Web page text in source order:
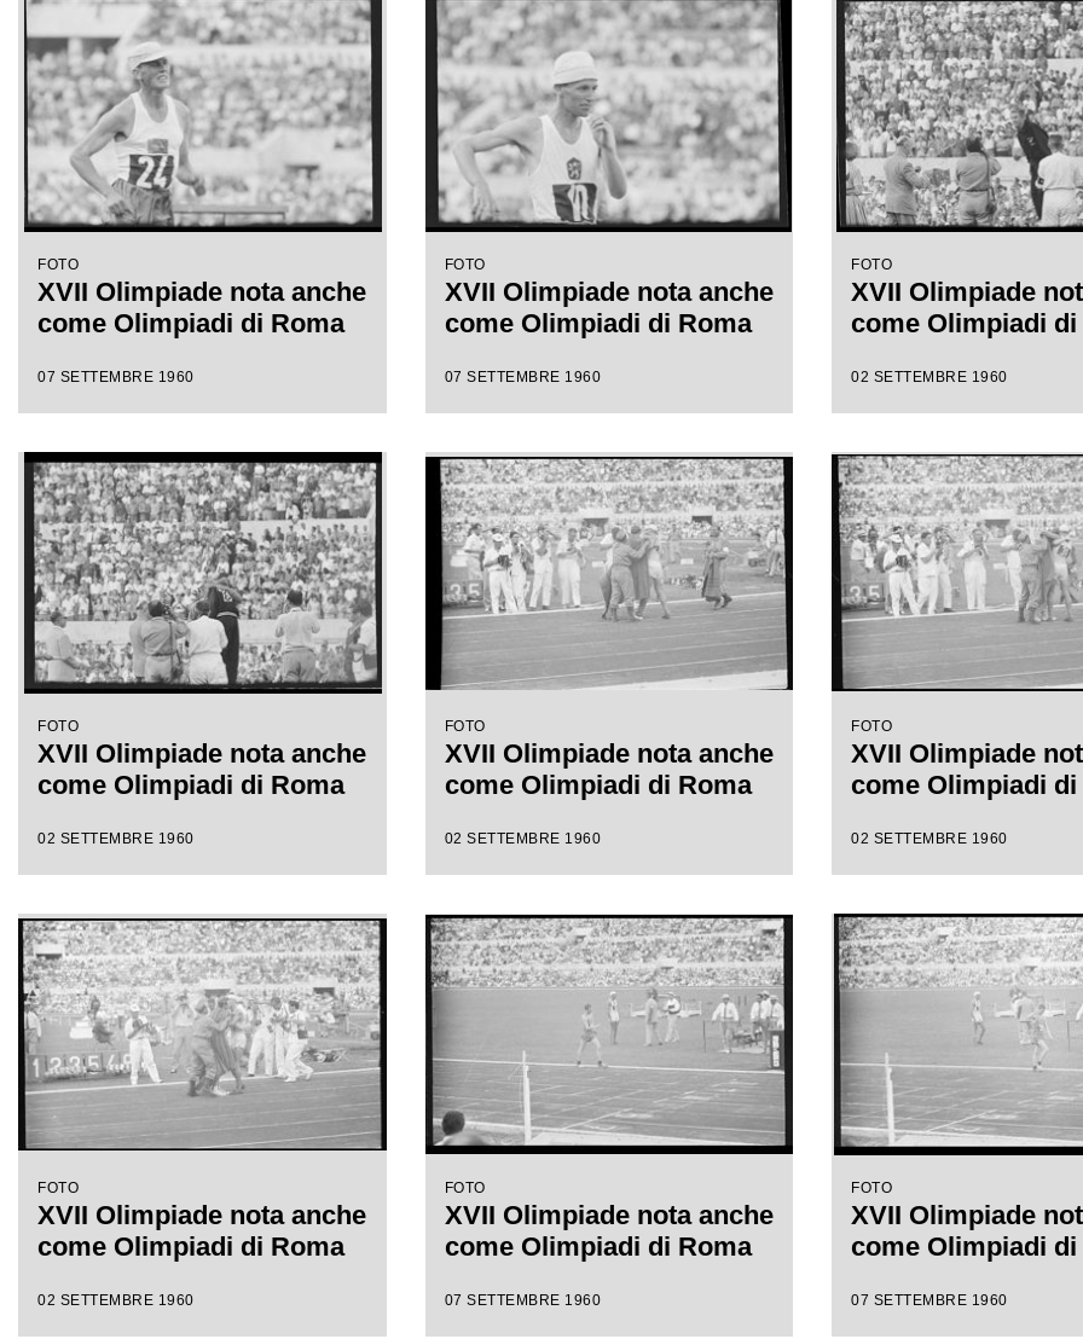
FOTO
XVII Olimpiade nota anche
come Olimpiadi di Roma
07 SETTEMBRE 1960
FOTO
XVII Olimpiade nota anche
come Olimpiadi di Roma
07 SETTEMBRE 1960
FOTO
XVII Olimpiade
come Olimpiadi di
02 SETTEMBRE 1960
FOTO
XVII Olimpiade nota anche
come Olimpiadi di Roma
02 SETTEMBRE 1960
FOTO
XVII Olimpiade nota anche
come Olimpiadi di Roma
02 SETTEMBRE 1960
FOTO
XVII Olimpiade
come Olimpiadi di
02 SETTEMBRE 1960
FOTO
XVII Olimpiade nota anche
come Olimpiadi di Roma
02 SETTEMBRE 1960
FOTO
XVII Olimpiade nota anche
come Olimpiadi di Roma
07 SETTEMBRE 1960
FOTO
XVII Olimpiade
come Olimpiadi di
07 SETTEMBRE 1960